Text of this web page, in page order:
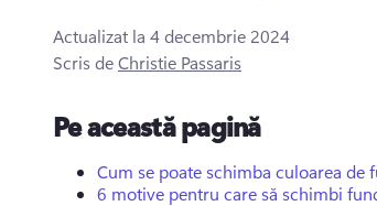
Actualizat la 4 decembrie 2024
Scris deChristie Passaris
Pe această pagină
Cum se poate schimba culoarea de
6 motive pentru care să schimbi